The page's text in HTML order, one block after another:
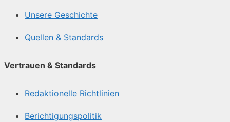
Unsere Geschichte
Quellen & Standards
Vertrauen & Standards
Redaktionelle Richtlinien
Berichtigungspolitik